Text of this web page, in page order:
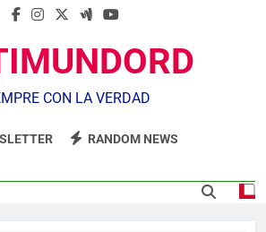
CON LA VERDAD
RANDOM NEWS